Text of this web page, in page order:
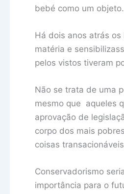
bebé como um objeto.
Há dois anos atrás
matéria e
pelos vistos tiveram
Não se trata de uma
mesmo que aqueles
aprovação de
corpo dos mais
coisas
Conservadorismo
importância para o